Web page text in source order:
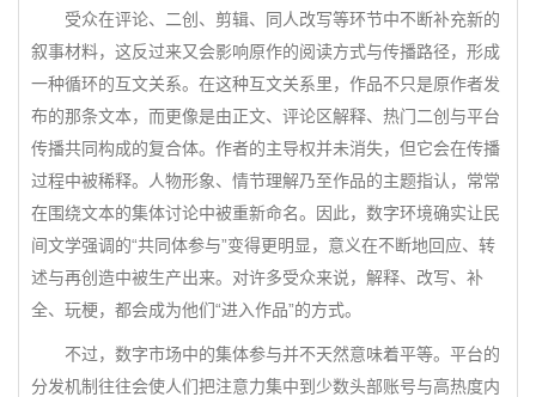
受众在评论、二创、剪辑、同人改写等环节中不断补充新的
叙事材料，这反过来又会影响原作的阅读方式与传播路径，形成
一种循环的互文关系。在这种互文关系里，作品不只是原作者发
布的那条文本，而更像是由正文、评论区解释、热门二创与平台
传播共同构成的复合体。作者的主导权并未消失，但它会在传播
过程中被稀释。人物形象、情节理解乃至作品的主题指认，常常
在围绕文本的集体讨论中被重新命名。因此，数字环境确实让民
间文学强调的“共同体参与”变得更明显，意义在不断地回应、转
述与再创造中被生产出来。对许多受众来说，解释、改写、补
全、玩梗，都会成为他们“进入作品”的方式。
不过，数字市场中的集体参与并不天然意味着平等。平台的
分发机制往往会使人们把注意力集中到少数头部账号与高热度内